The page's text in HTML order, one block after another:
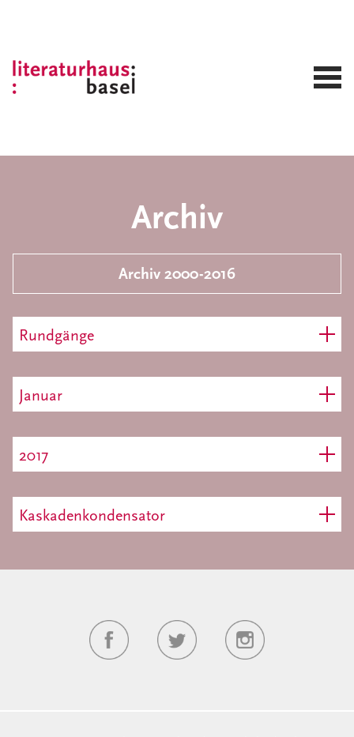
Archiv
Archiv 2000-2016
Rundgänge
Januar
2017
Kaskadenkondensator